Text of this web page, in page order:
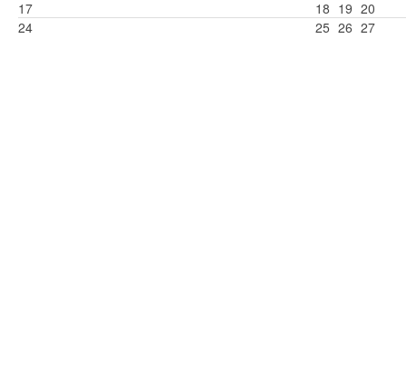
17
18 19 20
24
25 26 27